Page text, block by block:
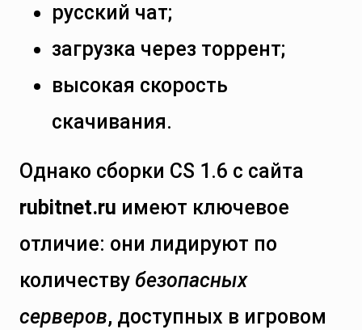
русский чат;
загрузка через торрент;
высокая скорость
скачивания.
Однако сборки CS 1.6 с сайта
rubitnet.ru имеют ключевое
отличие: они лидируют по
количеству безопасных
серверов, доступных в игровом